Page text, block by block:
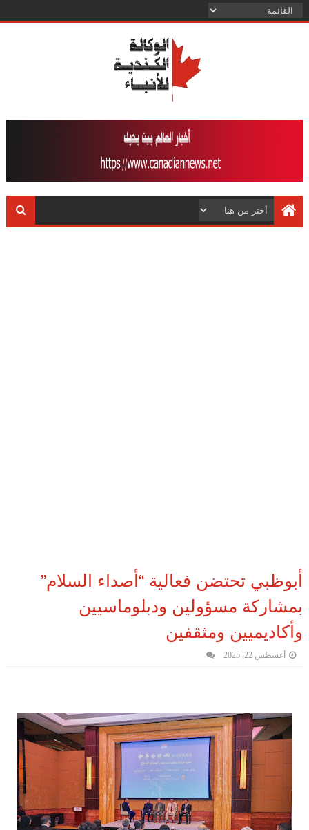
أبوظبي تحتضن فعالية “أصداء السلام”
بمشاركة مسؤولين ودبلوماسيين
وأكاديميين ومثقفين
أغسطس 22, 2025